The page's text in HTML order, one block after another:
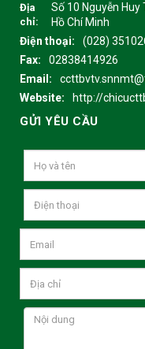
Địa
chỉ:
Số 10 Nguyễn
Hồ Chí Minh
Điện thoại:
(028)
Fax:
02838414926
Email:
Website:
http://
GỬI YÊU CẦU